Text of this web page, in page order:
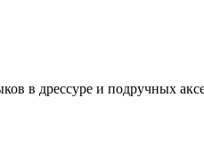
в дрессуре и подручных